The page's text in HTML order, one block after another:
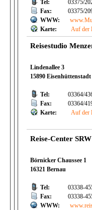
Tel:
03375/
Fax:
03375/
WWW:
Karte:
Auf der
Reisestudio
Lindenallee 3
15890 Eisenhüttenstadt
Tel:
03364/
Fax:
03364/
Karte:
Auf der
Reise-Center
Börnicker Chaussee 1
16321 Bernau
Tel:
03338-
Fax:
03338-
WWW: